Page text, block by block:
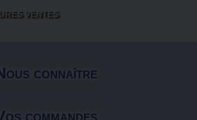
VENTES
connaître
commandes